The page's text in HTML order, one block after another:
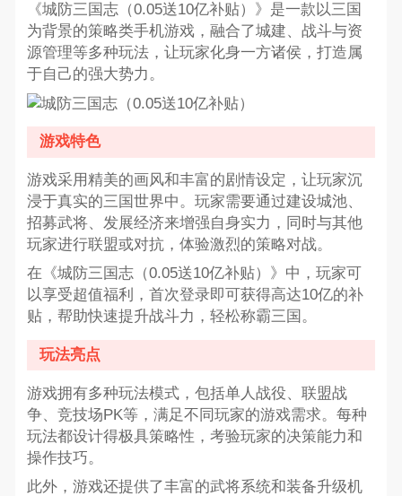
《城防三国志（0.05送10亿补贴）》是一款以三国
为背景的策略类手机游戏，融合了城建、战斗与资
源管理等多种玩法，让玩家化身一方诸侯，打造属
于自己的强大势力。
游戏特色
游戏采用精美的画风和丰富的剧情设定，让玩家沉
浸于真实的三国世界中。玩家需要通过建设城池、
招募武将、发展经济来增强自身实力，同时与其他
玩家进行联盟或对抗，体验激烈的策略对战。
在《城防三国志（0.05送10亿补贴）》中，玩家可
以享受超值福利，首次登录即可获得高达10亿的补
贴，帮助快速提升战斗力，轻松称霸三国。
玩法亮点
游戏拥有多种玩法模式，包括单人战役、联盟战
争、竞技场PK等，满足不同玩家的游戏需求。每种
玩法都设计得极具策略性，考验玩家的决策能力和
操作技巧。
此外，游戏还提供了丰富的武将系统和装备升级机